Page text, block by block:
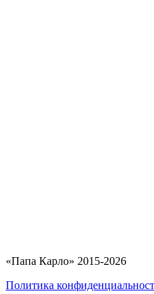
«Папа Карло» 2015-2026
Политика